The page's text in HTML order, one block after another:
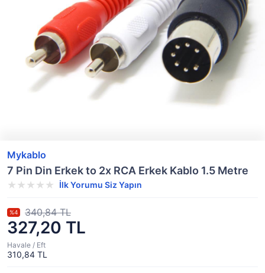
Mykablo
7 Pin Din Erkek to 2x RCA Erkek Kablo 1.5 Metre
İlk Yorumu Siz Yapın
327,20 TL
%4 340,84 TL
Havale / Eft
310,84 TL